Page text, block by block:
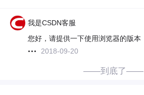
我是CSDN客服
您好，请提供一下使用浏览器的版本
2018-09-20
——到底了——